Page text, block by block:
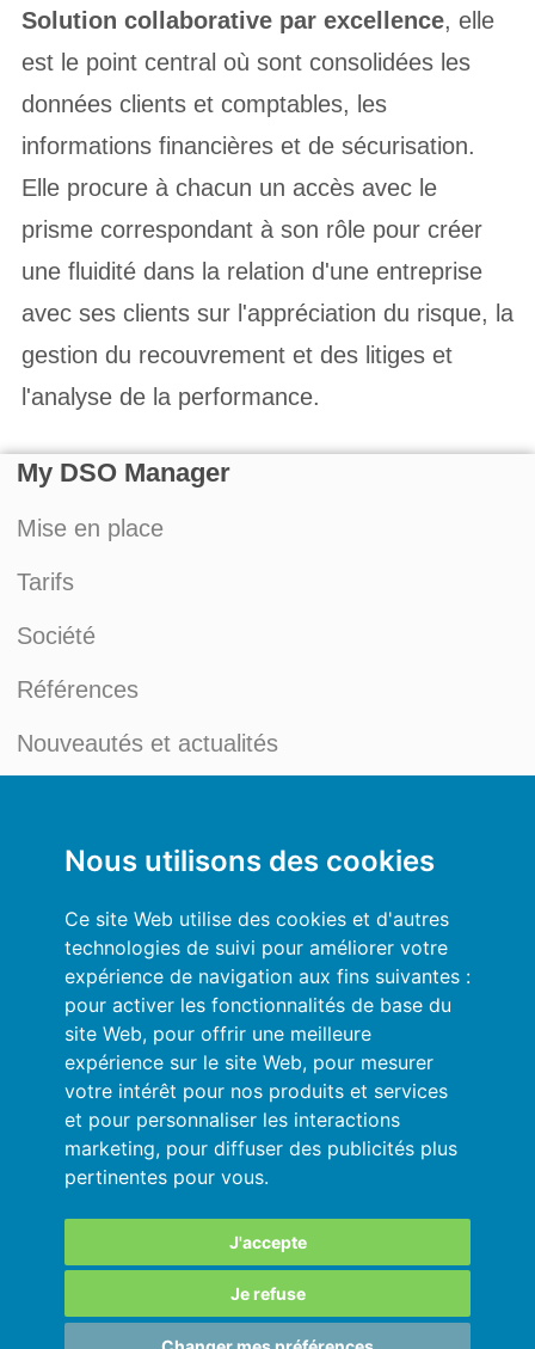
Nous utilisons des cookies
Ce site Web utilise des cookies et d'autres
technologies de suivi pour améliorer votre
expérience de navigation aux fins suivantes :
pour activer les fonctionnalités de base du
site Web, pour offrir une meilleure
expérience sur le site Web, pour mesurer
votre intérêt pour nos produits et services
et pour personnaliser les interactions
marketing, pour diffuser des publicités plus
pertinentes pour vous.
J'accepte
Je refuse
Solution collaborative par excellence, elle
est le point central où sont consolidées les
données clients et comptables, les
informations financières et de sécurisation.
Elle procure à chacun un accès avec le
prisme correspondant à son rôle pour créer
une fluidité dans la relation d'une entreprise
avec ses clients sur l'appréciation du risque, la
gestion du recouvrement et des litiges et
l'analyse de la performance.
My DSO Manager
Mise en place
Tarifs
Société
Références
Nouveautés et actualités
Mon compte
Conditions générales
Politique de Confidentialité
Se connecter
Ressources
Aide en ligne
Importez vos données en automatique
Vos données sont en sécurité